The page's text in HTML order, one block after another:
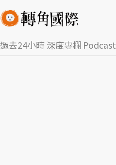
過去24小時深度專欄 Podcast